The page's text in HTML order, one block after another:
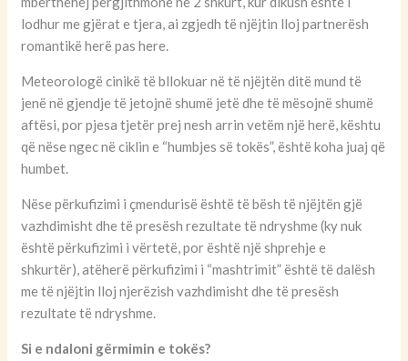
lodhur me gjërat e tjera, ai zgjedh të njëjtin lloj partnerësh
romantikë herë pas here.
Meteorologë cinikë të bllokuar në të njëjtën ditë mund të
jenë në gjendje të jetojnë shumë jetë dhe të mësojnë shumë
aftësi, por pjesa tjetër prej nesh arrin vetëm një herë, kështu
që nëse ngec në ciklin e “humbjes së tokës”, është koha juaj që
humbet.
Nëse përkufizimi i çmendurisë është të bësh të njëjtën gjë
vazhdimisht dhe të presësh rezultate të ndryshme (ky nuk
është përkufizimi i vërtetë, por është një shprehje e
shkurtër), atëherë përkufizimi i “mashtrimit” është të dalësh
me të njëjtin lloj njerëzish vazhdimisht dhe të presësh
rezultate të ndryshme.
Si e ndaloni gërmimin e tokës?